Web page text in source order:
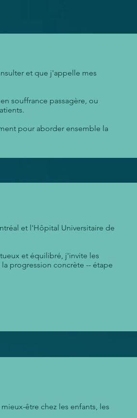
et que j'appelle mes
souffrance passagère, ou
pour aborder ensemble la
et l'Hôpital Universitaire de
et équilibré, j'invite les
progression concrète -- étape
être chez les enfants, les